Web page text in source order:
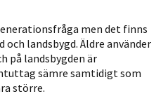
men det finns
landsbygd. Äldre använder
på landsbygden är
sämre samtidigt som
större.
går inte att
välja bort. De
behövs för
att hemsidan
över huvud